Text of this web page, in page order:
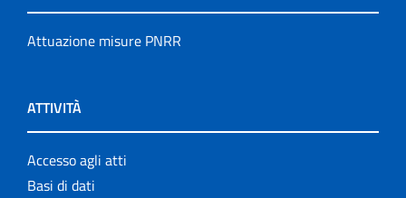
Attuazione misure PNRR
ATTIVITÀ
Accesso agli atti
Basi di dati